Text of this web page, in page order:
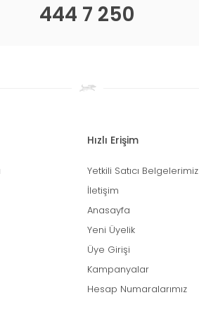
444 7 250
Hızlı Erişim
Yetkili Satıcı Belgelerimiz
İletişim
Anasayfa
Yeni Üyelik
Üye Girişi
Kampanyalar
Hesap Numaralarımız